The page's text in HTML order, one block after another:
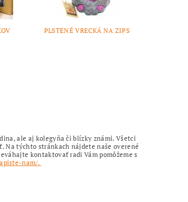
PLSTENÉ VRECKÁ NA ZIPS
ale aj kolegyňa či blízky známi. Všetci
Na týchto stránkach nájdete naše overené
kontaktovať radi Vám pomôžeme s
nam/.